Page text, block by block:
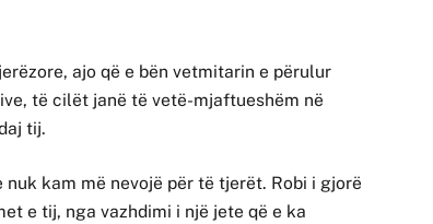
ajo që e bën vetmitarin e përulur
të cilët janë të vetë-mjaftueshëm në
tij.
kam më nevojë për të tjerët. Robi i gjorë
e tij, nga vazhdimi i një jete që e ka